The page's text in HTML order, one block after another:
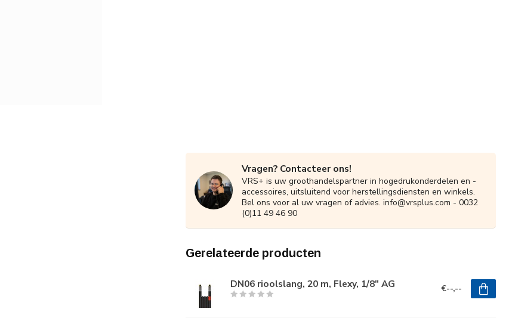
Vragen? Contacteer ons!
VRS+ is uw groothandelspartner in hogedrukonderdelen en -
accessoires, uitsluitend voor herstellingsdiensten en winkels.
Bel ons voor al uw vragen of advies. info@vrsplus.com - 0032
(0)11 49 46 90
Gerelateerde producten
DN06 rioolslang, 20 m, Flexy, 1/8" AG €--,--